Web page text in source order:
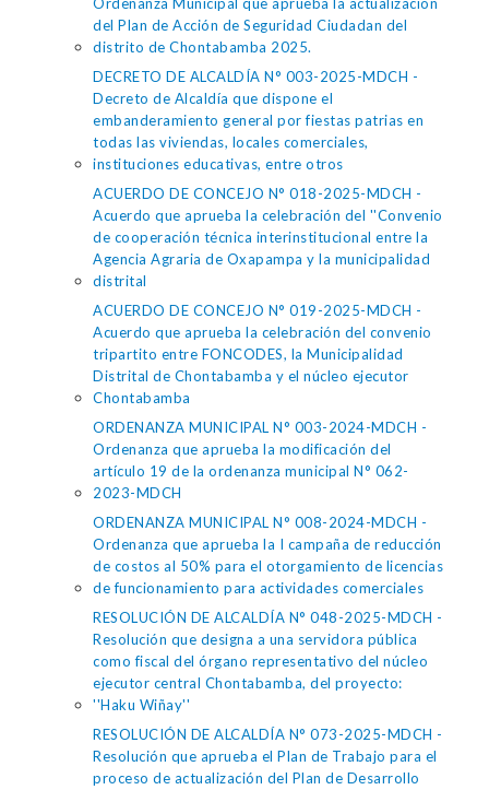
del Plan de Acción de Seguridad Ciudadan del
distrito de Chontabamba 2025.
DECRETO DE ALCALDÍA N° 003-2025-MDCH -
Decreto de Alcaldía que dispone el
embanderamiento general por fiestas patrias en
todas las viviendas, locales comerciales,
instituciones educativas, entre otros
ACUERDO DE CONCEJO N° 018-2025-MDCH -
Acuerdo que aprueba la celebración del ''Convenio
de cooperación técnica interinstitucional entre la
Agencia Agraria de Oxapampa y la municipalidad
distrital
ACUERDO DE CONCEJO N° 019-2025-MDCH -
Acuerdo que aprueba la celebración del convenio
tripartito entre FONCODES, la Municipalidad
Distrital de Chontabamba y el núcleo ejecutor
Chontabamba
ORDENANZA MUNICIPAL N° 003-2024-MDCH -
Ordenanza que aprueba la modificación del
artículo 19 de la ordenanza municipal N° 062-
2023-MDCH
ORDENANZA MUNICIPAL N° 008-2024-MDCH -
Ordenanza que aprueba la I campaña de reducción
de costos al 50% para el otorgamiento de licencias
de funcionamiento para actividades comerciales
RESOLUCIÓN DE ALCALDÍA N° 048-2025-MDCH -
Resolución que designa a una servidora pública
como fiscal del órgano representativo del núcleo
ejecutor central Chontabamba, del proyecto:
''Haku Wiñay''
RESOLUCIÓN DE ALCALDÍA N° 073-2025-MDCH -
Resolución que aprueba el Plan de Trabajo para el
proceso de actualización del Plan de Desarrollo